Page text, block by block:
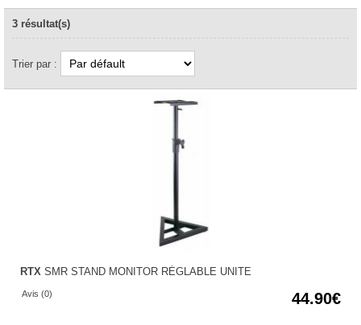
3 résultat(s)
Trier par :
RTX SMR STAND MONITOR RÉGLABLE UNITE
Avis (0) 44.90